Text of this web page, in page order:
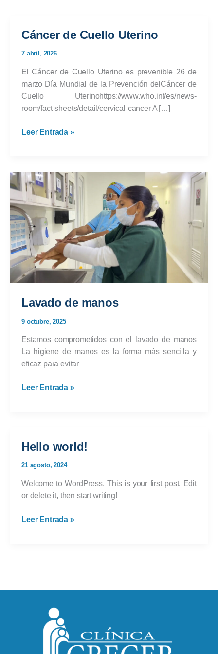
Cáncer de Cuello Uterino
7 abril, 2026
El Cáncer de Cuello Uterino es prevenible 26 de
marzo Día Mundial de la Prevención delCáncer de
Cuello Uterinohttps://www.who.int/es/news-
room/fact-sheets/detail/cervical-cancer A […]
Cáncer
Leer Entrada »
Lavado de manos
9 octubre, 2025
Estamos comprometidos con el lavado de manos
La higiene de manos es la forma más sencilla y
eficaz para evitar
Lavado
Leer Entrada »
Hello world!
21 agosto, 2024
Welcome to WordPress. This is your first post. Edit
or delete it, then start writing!
Hello
Leer Entrada »